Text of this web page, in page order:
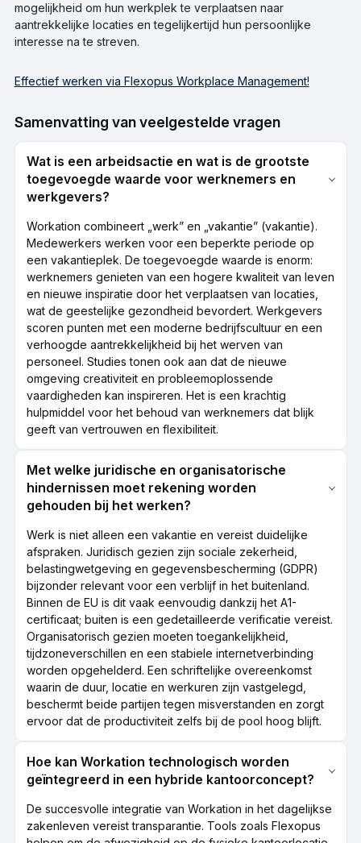
mogelijkheid om hun werkplek te verplaatsen naar
aantrekkelijke locaties en tegelijkertijd hun persoonlijke
interesse na te streven.
Effectief werken via Flexopus Workplace Management!
Samenvatting van veelgestelde vragen
Wat is een arbeidsactie en wat is de grootste
toegevoegde waarde voor werknemers en
werkgevers?
Workation combineert „werk” en „vakantie” (vakantie).
Medewerkers werken voor een beperkte periode op
een vakantieplek. De toegevoegde waarde is enorm:
werknemers genieten van een hogere kwaliteit van leven
en nieuwe inspiratie door het verplaatsen van locaties,
wat de geestelijke gezondheid bevordert. Werkgevers
scoren punten met een moderne bedrijfscultuur en een
verhoogde aantrekkelijkheid bij het werven van
personeel. Studies tonen ook aan dat de nieuwe
omgeving creativiteit en probleemoplossende
vaardigheden kan inspireren. Het is een krachtig
hulpmiddel voor het behoud van werknemers dat blijk
geeft van vertrouwen en flexibiliteit.
Met welke juridische en organisatorische
hindernissen moet rekening worden
gehouden bij het werken?
Werk is niet alleen een vakantie en vereist duidelijke
afspraken. Juridisch gezien zijn sociale zekerheid,
belastingwetgeving en gegevensbescherming (GDPR)
bijzonder relevant voor een verblijf in het buitenland.
Binnen de EU is dit vaak eenvoudig dankzij het A1-
certificaat; buiten is een gedetailleerde verificatie vereist.
Organisatorisch gezien moeten toegankelijkheid,
tijdzoneverschillen en een stabiele internetverbinding
worden opgehelderd. Een schriftelijke overeenkomst
waarin de duur, locatie en werkuren zijn vastgelegd,
beschermt beide partijen tegen misverstanden en zorgt
ervoor dat de productiviteit zelfs bij de pool hoog blijft.
Hoe kan Workation technologisch worden
geïntegreerd in een hybride kantoorconcept?
De succesvolle integratie van Workation in het dagelijkse
zakenleven vereist transparantie. Tools zoals Flexopus